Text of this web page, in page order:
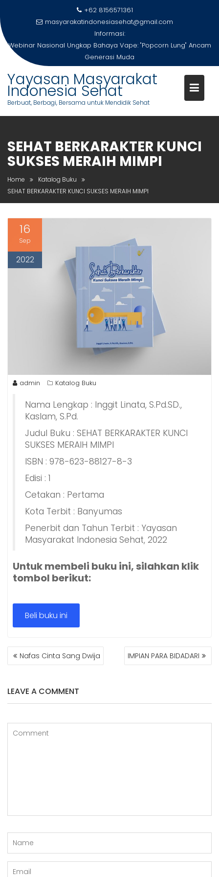
to
content
+62 8156571361
masyarakatindonesiasehat@gmail.com
Informasi:
Webinar Nasional Ungkap Bahaya Vape: "Popcorn Lung" Ancam
Generasi Muda
Yayasan Masyarakat
Indonesia Sehat
Berbuat, Berbagi, Bersama untuk Mendidik Sehat
SEHAT BERKARAKTER KUNCI
SUKSES MERAIH MIMPI
Home
Katalog Buku
SEHAT BERKARAKTER KUNCI SUKSES MERAIH MIMPI
16
Sep
2022
admin Katalog Buku
Nama Lengkap : Inggit Linata, S.Pd.SD.,
Kaslam, S.Pd.
Judul Buku : SEHAT BERKARAKTER KUNCI
SUKSES MERAIH MIMPI
ISBN : 978-623-88127-8-3
Edisi : 1
Cetakan : Pertama
Kota Terbit : Banyumas
Penerbit dan Tahun Terbit : Yayasan
Masyarakat Indonesia Sehat, 2022
Untuk membeli buku ini, silahkan klik
tombol berikut:
Beli buku ini
NAVIGASI
POSNafas Cinta Sang Dwija IMPIAN PARA BIDADARI
LEAVE A COMMENT